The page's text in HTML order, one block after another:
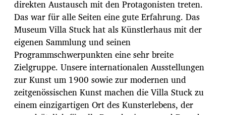
direkten Austausch mit den Protagonisten treten.
Das war für alle Seiten eine gute Erfahrung. Das
Museum Villa Stuck hat als Künstlerhaus mit der
eigenen Sammlung und seinen
Programmschwerpunkten eine sehr breite
Zielgruppe. Unsere internationalen Ausstellungen
zur Kunst um 1900 sowie zur modernen und
zeitgenössischen Kunst machen die Villa Stuck zu
einem einzigartigen Ort des Kunsterlebens, der